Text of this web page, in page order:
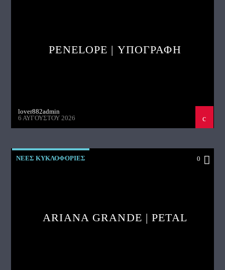
PENELOPE | ΥΠΟΓΡΑΦΗ
lover882admin
6 ΑΥΓΟΎΣΤΟΥ 2026
ΝΕΕΣ ΚΥΚΛΟΦΟΡΙΕΣ 0
ARIANA GRANDE | PETAL